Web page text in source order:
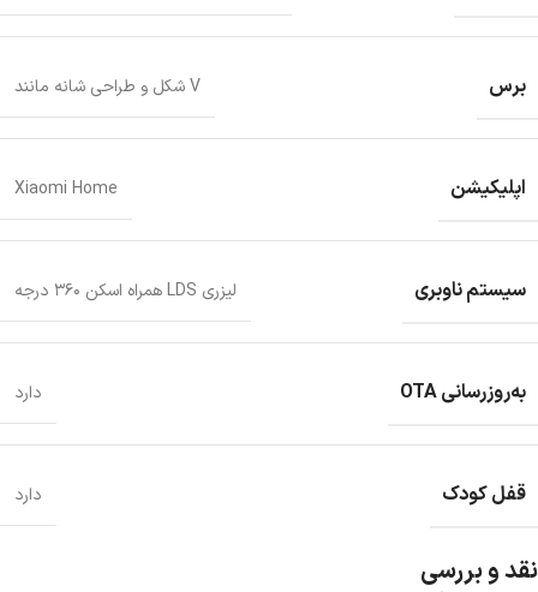
برس V شکل و طراحی شانه‌ مانند
اپلیکیشن Xiaomi Home
سیستم ناوبری لیزری LDS همراه اسکن ۳۶۰ درجه
به‌روزرسانی OTA دارد
قفل کودک دارد
نقد و بررسی